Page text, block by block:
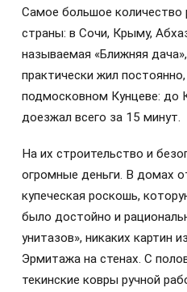
Самое большое количество
страны: в Сочи, Крыму,
называемая «Ближняя
практически жил
подмосковном Кунцеве: до
доезжал всего за 15 минут.
На их строительство и
огромные деньги. В домах
купеческая роскошь,
было достойно и
унитазов», никаких картин
Эрмитажа на стенах. С
текинские ковры ручной